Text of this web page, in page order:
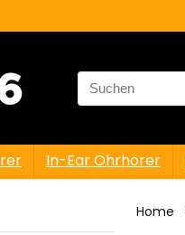
Search
for:
In-Ear Ohrhörer
Home